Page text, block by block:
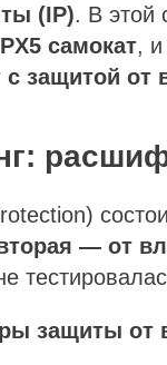
(IP). В этой
самокат,
с защитой от
— от
защиты от